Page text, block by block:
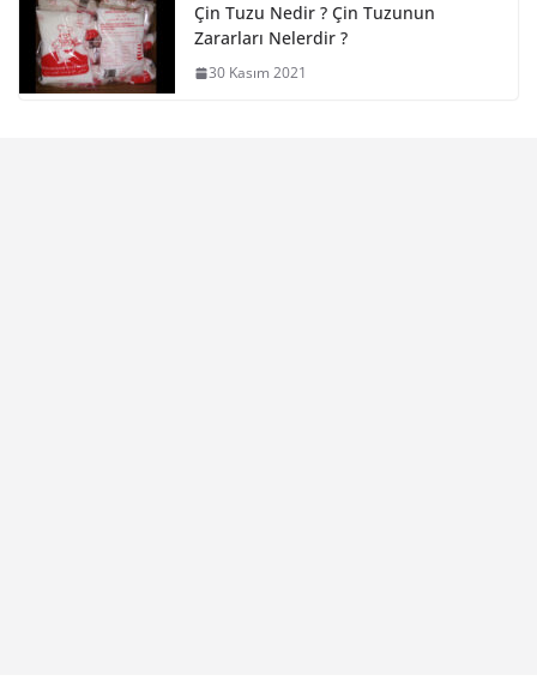
Çin Tuzu Nedir ? Çin Tuzunun
Zararları Nelerdir ?
30 Kasım 2021